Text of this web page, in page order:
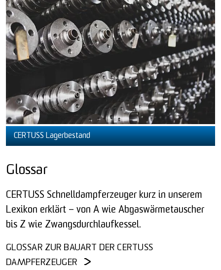
CERTUSS Lagerbestand
Glossar
CERTUSS Schnelldampferzeuger kurz in unserem
Lexikon erklärt – von A wie Abgaswärmetauscher
bis Z wie Zwangsdurchlaufkessel.
GLOSSAR ZUR BAUART DER CERTUSS
DAMPFERZEUGER